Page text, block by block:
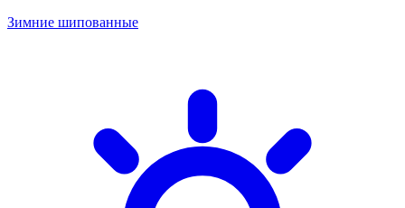
Зимние шипованные